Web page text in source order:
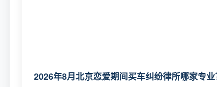
2026年8月北京恋爱期间买车纠纷律所哪家专